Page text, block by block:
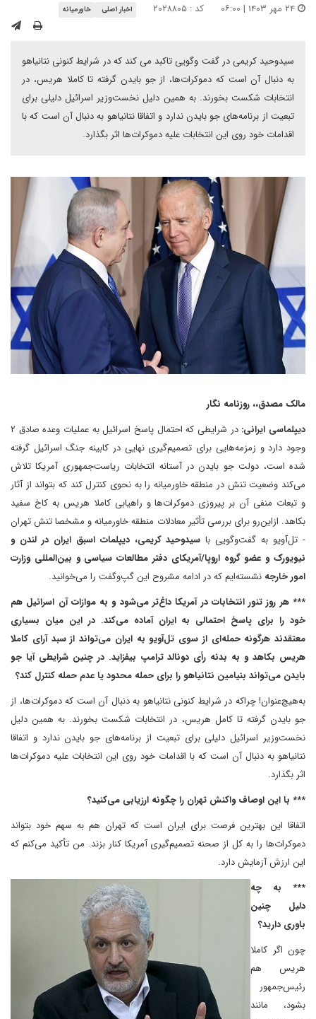
کد : ۲۰۲۸۸۰۵ اخبار اصلی خاورمیانه
سیدوحید کریمی در گفت وگویی تاکبد می کند که در شرایط کنونی نتانیاهو
به دنبال آن است که دموکرات‌ها، از جو بایدن گرفته تا کاملا هریس، در
انتخابات شکست بخورند. به همین دلیل نخست‌وزیر اسرائیل دلیلی برای
تبعیت از برنامه‌های جو بایدن ندارد و اتفاقا نتانیاهو به دنبال آن است که با
اقدامات خود روی این انتخابات علیه دموکرات‌ها اثر بگذارد.
مالک مصدق،، روزنامه نگار
دیپلماسی ایرانی:
در شرایطی که احتمال پاسخ اسرائیل به عملیات وعده صادق ۲
وجود دارد و زمزمه‌هایی برای تصمیم‌گیری نهایی در کابینه جنگ ‌اسرائیل‌ گرفته
شده است، دولت جو بایدن در آستانه انتخابات ریاست‌جمهوری آمریکا تلاش
می‌کند وضعیت تنش در منطقه خاورمیانه را به نحوی کنترل کند که بتواند از آثار
و تبعات منفی آن بر پیروزی دموکرات‌ها و راهیابی کاملا هریس به کاخ سفید
بکاهد. از‌این‌رو برای بررسی تأثیر معادلات منطقه خاورمیانه و مشخصا‌ تنش تهران
- تل‌آویو به گفت‌وگویی با سیدوحید کریمی، دیپلمات اسبق ایران در لندن و
نیویورک و عضو گروه اروپا/آمریکای دفتر مطالعات سیاسی و بین‌المللی وزارت
امور خارجه نشسته‌ایم که در ادامه مشروح این گپ‌وگفت را می‌خوانید.
*** هر روز تنور انتخابات در آمریکا داغ‌تر می‌شود و به موازات آن اسرائیل هم
خود را برای پاسخ احتمالی به ایران آماده می‌کند. در این میان بسیاری
معتقدند هرگونه حمله‌ای از سوی تل‌آویو به ایران می‌تواند از سبد آرای کاملا
هریس بکاهد و به بدنه رأی دونالد ترامپ بیفزاید. در چنین شرایطی آیا جو
بایدن می‌تواند بنیامین نتانیاهو را برای حمله محدود یا عدم حمله کنترل کند؟
به‌هیچ‌عنوان! چرا‌که در شرایط کنونی نتانیاهو به دنبال آن است که دموکرات‌ها، از
جو بایدن گرفته تا کامل هریس، در انتخابات شکست بخورند. به همین دلیل
نخست‌وزیر اسرائیل دلیلی برای تبعیت از برنامه‌های جو بایدن ندارد و اتفاقا
نتانیاهو به دنبال آن است که با اقدامات خود روی این انتخابات علیه دموکرات‌ها
اثر بگذارد.
*** با این اوصاف واکنش تهران را چگونه ارزیابی می‌کنید؟
اتفاقا این بهترین فرصت برای ایران است که تهران هم به سهم خود بتواند
دموکرات‌ها را به کل از صحنه تصمیم‌گیری آمریکا کنار بزند. من تأکید می‌کنم که
این ارزش آزمایش دارد.
*** به چه
دلیل چنین
باوری دارید؟
چون اگر کاملا
هریس هم
رئیس‌جمهور
بشود، مانند